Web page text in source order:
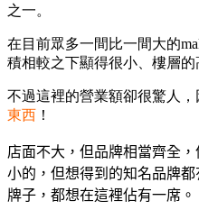
之一。
在目前眾多一間比一間大的
積相較之下顯得很小、樓層的
不過這裡的營業額卻很驚人，
東西 ！
店面不大，但品牌相當齊全
小的，但想得到的知名品牌
牌子，都想在這裡佔有一席。